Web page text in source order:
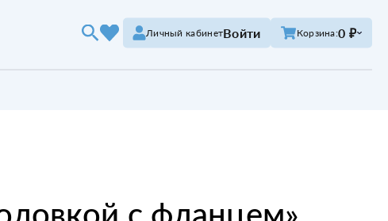
Личный кабинетВойти Корзина:0 ₽